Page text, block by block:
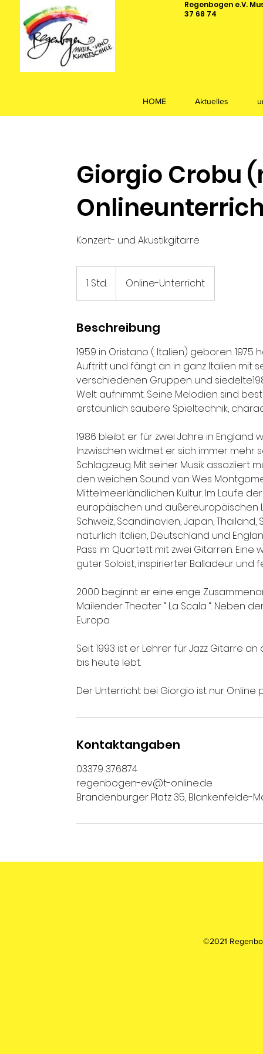
Regenbogen e.V.
37 68 74
HOME Aktuelles
Giorgio Crobu
Konzert- und Akustikgitarre
1 Std.
S
d
Online-Unterricht
Beschreibung
1959 in Oristano ( Italien) geboren.
Auftritt und fängt an in ganz Italien mit
verschiedenen Gruppen und
Welt aufnimmt. Seine Melodien sind
erstaunlich saubere Spieltechnik,
1986 bleibt er für zwei Jahre in England
Inzwischen widmet er sich immer mehr
Schlagzeug. Mit seiner Musik assoziiert
den weichen Sound von Wes
Mittelmeerländlichen Kultur. Im Laufe
europäischen und außereuropäischen
Schweiz, Scandinavien, Japan,
naturlich Italien, Deutschland und
Pass im Quartett mit zwei Gitarren.
guter Soloist, inspirierter Balladeur und
2000 beginnt er eine enge
Mailender Theater “ La Scala “. Neben
Europa.
Seit 1993 ist er Lehrer für Jazz Gitarre
bis heute lebt.
Der Unterricht bei Giorgio ist nur
Kontaktangaben
03379 376874
regenbogen-ev@t-online.de
Brandenburger Platz 35, Blankenfelde-
©2021